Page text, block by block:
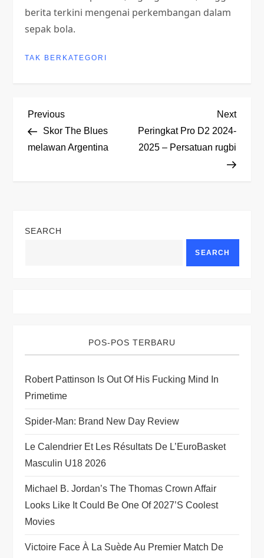
berita terkini mengenai perkembangan dalam
sepak bola.
TAK BERKATEGORI
P
o
n
t
i
o
n
Previous
Post
Previous
Skor The Blues
melawan Argentina
Next
Post
Next
Peringkat Pro D2 2024-
2025 – Persatuan rugbi
SEARCH
SEARCH
POS-POS TERBARU
Robert Pattinson Is Out Of His Fucking Mind In
Primetime
Spider-Man: Brand New Day Review
Le Calendrier Et Les Résultats De L’EuroBasket
Masculin U18 2026
Michael B. Jordan’s The Thomas Crown Affair
Looks Like It Could Be One Of 2027’s Coolest
Movies
Victoire Face À La Suède Au Premier Match De